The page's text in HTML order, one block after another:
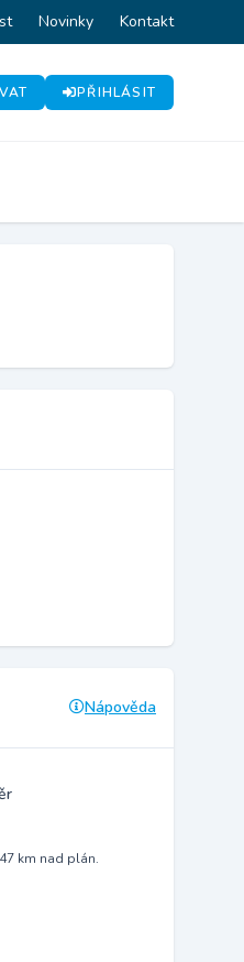
Novinky Kontakt
PŘIHLÁSIT
Nápověda
km nad plán.